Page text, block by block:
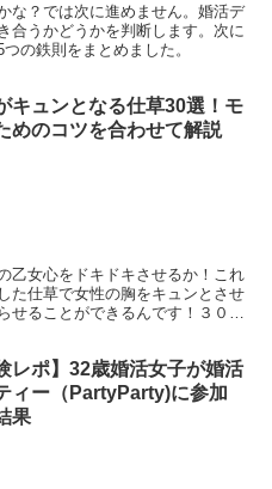
な？では次に進めません。婚活デ
合うかどうかを判断します。次に
の鉄則をまとめました。
キュンとなる仕草30選！モ
めのコツを合わせて解説
乙女心をドキドキさせるか！これ
た仕草で女性の胸をキュンとさせ
ることができるんです！３０個
レポ】32歳婚活女子が婚活
ィー（PartyParty)に参加
果